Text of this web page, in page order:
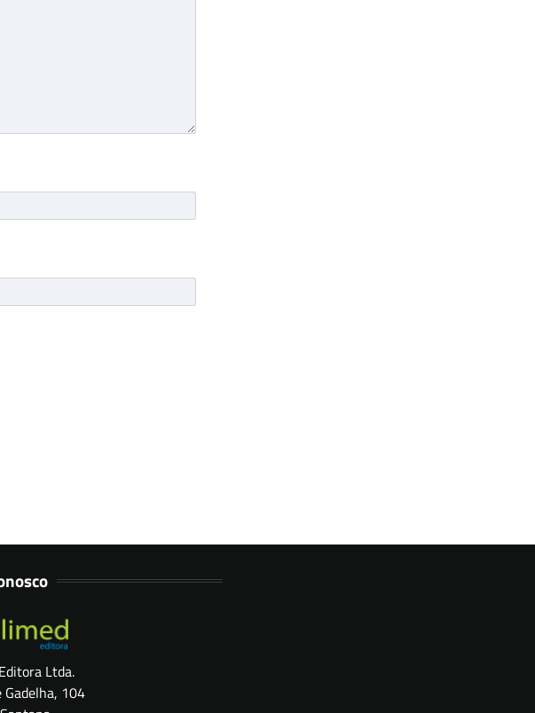
Ltda.
Gadelha, 104